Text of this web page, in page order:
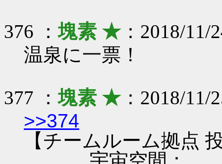
376 ：塊素 ★：2018/11/
温泉に一票！
377 ：塊素 ★：2018/11/
>>374
【チームルーム拠点